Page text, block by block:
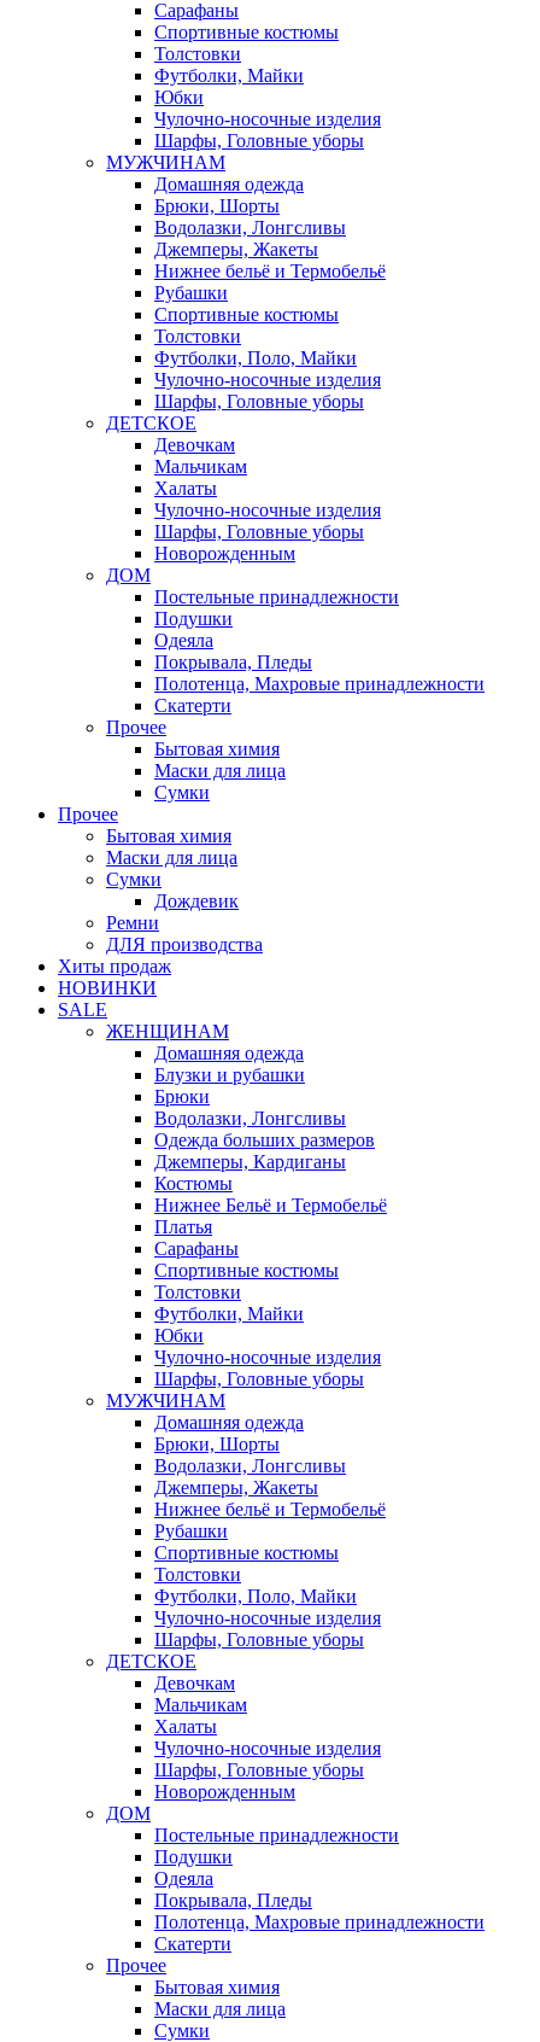
Сарафаны
Спортивные костюмы
Толстовки
Футболки, Майки
Юбки
Чулочно-носочные изделия
Шарфы, Головные уборы
МУЖЧИНАМ
Домашняя одежда
Брюки, Шорты
Водолазки, Лонгсливы
Джемперы, Жакеты
Нижнее бельё и Термобельё
Рубашки
Спортивные костюмы
Толстовки
Футболки, Поло, Майки
Чулочно-носочные изделия
Шарфы, Головные уборы
ДЕТСКОЕ
Девочкам
Мальчикам
Халаты
Чулочно-носочные изделия
Шарфы, Головные уборы
Новорожденным
ДОМ
Постельные принадлежности
Подушки
Одеяла
Покрывала, Пледы
Полотенца, Махровые принадлежности
Скатерти
Прочее
Бытовая химия
Маски для лица
Сумки
Прочее
Бытовая химия
Маски для лица
Сумки
Дождевик
Ремни
ДЛЯ производства
Хиты продаж
НОВИНКИ
SALE
ЖЕНЩИНАМ
Домашняя одежда
Блузки и рубашки
Брюки
Водолазки, Лонгсливы
Одежда больших размеров
Джемперы, Кардиганы
Костюмы
Нижнее Бельё и Термобельё
Платья
Сарафаны
Спортивные костюмы
Толстовки
Футболки, Майки
Юбки
Чулочно-носочные изделия
Шарфы, Головные уборы
МУЖЧИНАМ
Домашняя одежда
Брюки, Шорты
Водолазки, Лонгсливы
Джемперы, Жакеты
Нижнее бельё и Термобельё
Рубашки
Спортивные костюмы
Толстовки
Футболки, Поло, Майки
Чулочно-носочные изделия
Шарфы, Головные уборы
ДЕТСКОЕ
Девочкам
Мальчикам
Халаты
Чулочно-носочные изделия
Шарфы, Головные уборы
Новорожденным
ДОМ
Постельные принадлежности
Подушки
Одеяла
Покрывала, Пледы
Полотенца, Махровые принадлежности
Скатерти
Прочее
Бытовая химия
Маски для лица
Сумки